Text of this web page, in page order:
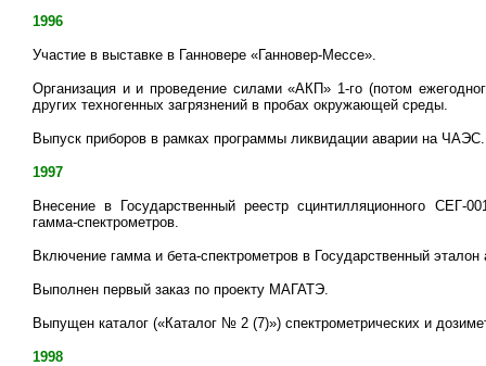
1996
Участие в выставке в Ганновере «Ганновер-Мессе».
Организация и и проведение силами «АКП» 1-го (потом
других техногенных загрязнений в пробах окружающей среды.
Выпуск приборов в рамках программы ликвидации аварии на ЧАЭС.
1997
Внесение в Государственный реестр сцинтилляционного
гамма-спектрометров.
Включение гамма и бета-спектрометров в Государственный эталон
Выполнен первый заказ по проекту МАГАТЭ.
Выпущен каталог («Каталог № 2 (7)») спектрометрических и
1998